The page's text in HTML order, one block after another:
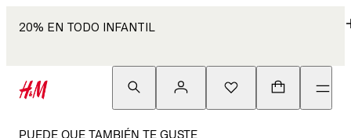
20% EN TODO INFANTIL
PUEDE QUE TAMBIÉN TE GUSTE